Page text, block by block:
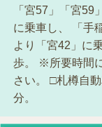
「宮57」「宮59
に乗車し、
「手
より「宮42」に
歩。
※所要時間
さい。
□札樽自
分。